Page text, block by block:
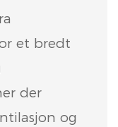
et bredt
der
og